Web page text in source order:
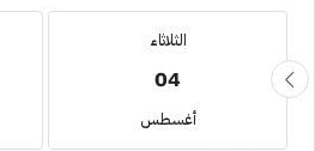
الثلاثاء
04
أغسطس